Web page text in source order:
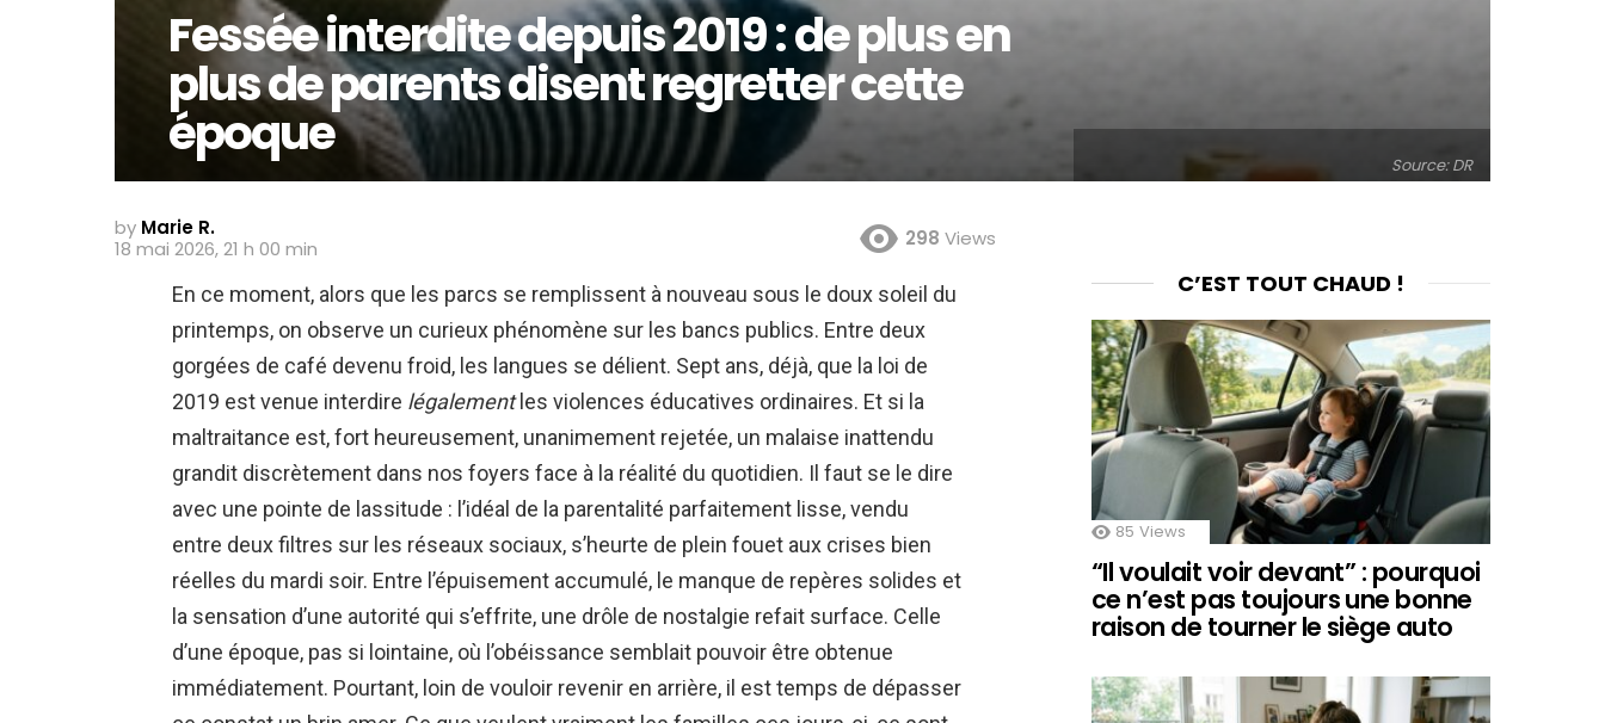
Fessée interdite depuis 2019 : de plus en
plus de parents disent regretter cette
époque
Source: DR
by Marie R.
18 mai 2026, 21 h 00 min
298 Views
En ce moment, alors que les parcs se remplissent à nouveau sous le doux soleil du
printemps, on observe un curieux phénomène sur les bancs publics. Entre deux
gorgées de café devenu froid, les langues se délient. Sept ans, déjà, que la loi de
2019 est venue interdire légalementles violences éducatives ordinaires. Et si la
maltraitance est, fort heureusement, unanimement rejetée, un malaise inattendu
grandit discrètement dans nos foyers face à la réalité du quotidien. Il faut se le dire
avec une pointe de lassitude : l’idéal de la parentalité parfaitement lisse, vendu
entre deux filtres sur les réseaux sociaux, s’heurte de plein fouet aux crises bien
réelles du mardi soir. Entre l’épuisement accumulé, le manque de repères solides et
la sensation d’une autorité qui s’effrite, une drôle de nostalgie refait surface. Celle
d’une époque, pas si lointaine, où l’obéissance semblait pouvoir être obtenue
immédiatement. Pourtant, loin de vouloir revenir en arrière, il est temps de dépasser
C’EST TOUT CHAUD !
85 Views
“Il voulait voir devant” : pourquoi
ce n’est pas toujours une bonne
raison de tourner le siège auto